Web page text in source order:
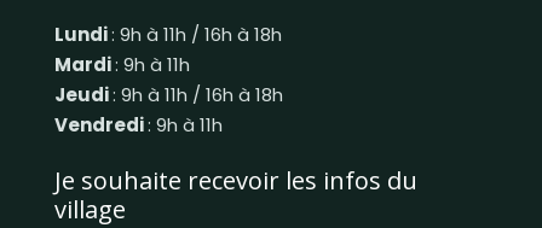
Lundi: 9h à 11h / 16h à 18h
Mardi: 9h à 11h
Jeudi: 9h à 11h / 16h à 18h
Vendredi: 9h à 11h
Je souhaite recevoir les infos du
village